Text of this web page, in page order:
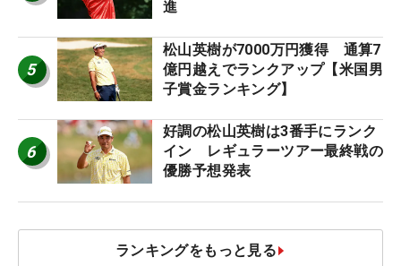
進
5
松山英樹が7000万円獲得 通算7
億円越えでランクアップ【米国男
子賞金ランキング】
6
好調の松山英樹は3番手にランク
イン レギュラーツアー最終戦の
優勝予想発表
ランキングをもっと見る